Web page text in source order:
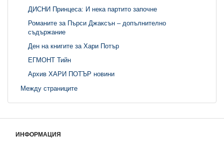
ДИСНИ Принцеса: И нека партито започне
Романите за Пърси Джаксън – допълнително
съдържание
Ден на книгите за Хари Потър
ЕГМОНТ Тийн
Архив ХАРИ ПОТЪР новини
Между страниците
ИНФОРМАЦИЯ